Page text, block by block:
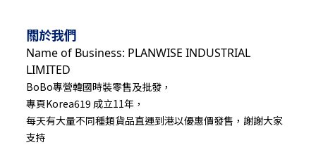
關於我們
Name of Business: PLANWISE INDUSTRIAL
LIMITED
BoBo專營韓國時裝零售及批發，
專頁Korea619 成立11年，
每天有大量不同種類貨品直運到港以優惠價發售，謝謝大家
支持